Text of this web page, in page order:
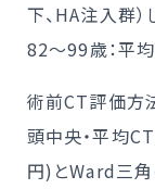
下、HA注入群
82～99歳：平
術前CT評価方
頭中央・平均
円)とWard三